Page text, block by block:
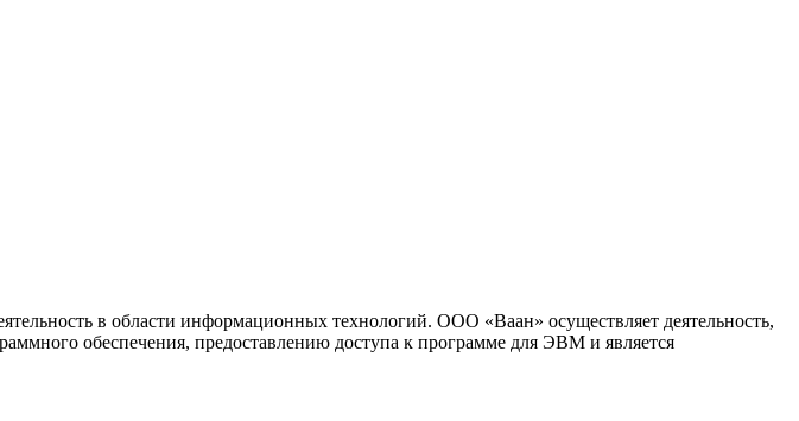
в области информационных технологий. ООО «Ваан» осуществляет деятельность,
обеспечения, предоставлению доступа к программе для ЭВМ и является